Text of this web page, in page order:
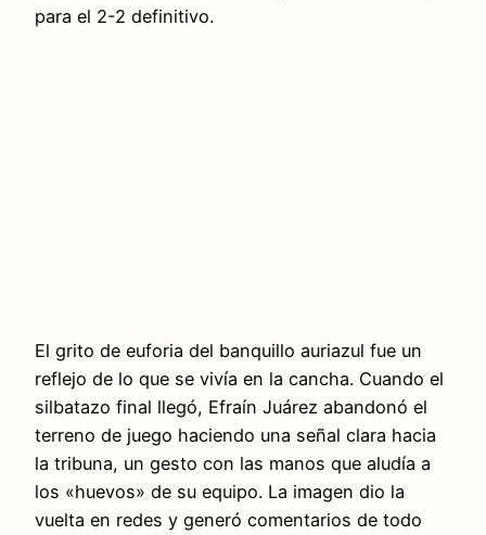
para el 2-2 definitivo.
El grito de euforia del banquillo auriazul fue un
reflejo de lo que se vivía en la cancha. Cuando el
silbatazo final llegó, Efraín Juárez abandonó el
terreno de juego haciendo una señal clara hacia
la tribuna, un gesto con las manos que aludía a
los «huevos» de su equipo. La imagen dio la
vuelta en redes y generó comentarios de todo